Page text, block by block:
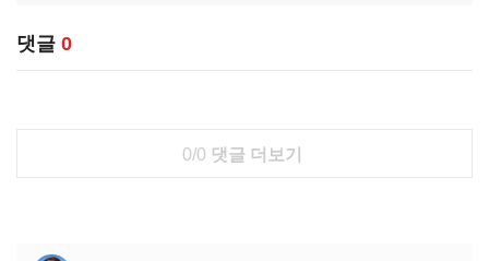
댓글 0
0/0 댓글 더보기